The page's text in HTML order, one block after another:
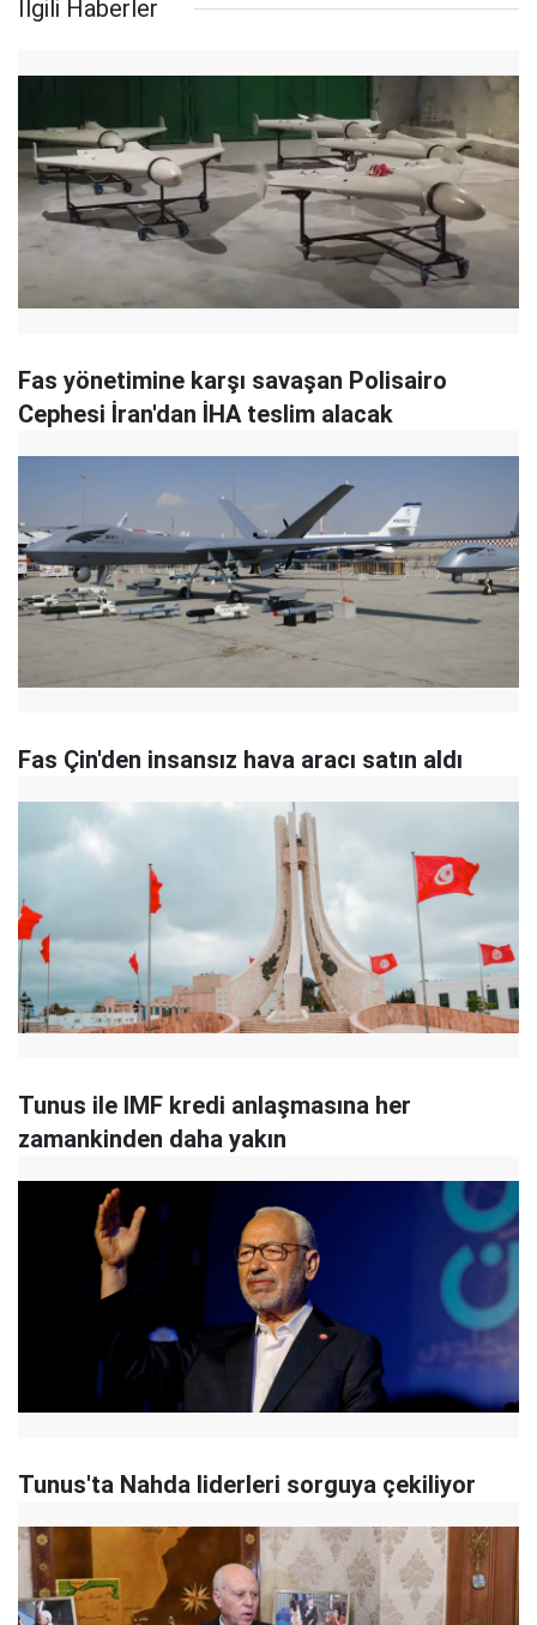
İlgili Haberler
Fas yönetimine karşı savaşan Polisairo
Cephesi İran'dan İHA teslim alacak
Fas Çin'den insansız hava aracı satın aldı
Tunus ile IMF kredi anlaşmasına her
zamankinden daha yakın
Tunus'ta Nahda liderleri sorguya çekiliyor